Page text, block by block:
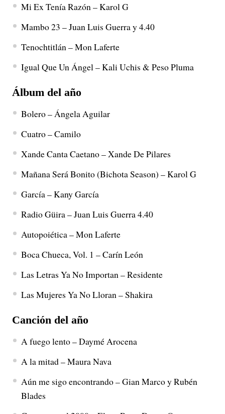
Mi Ex Tenía Razón – Karol G
Mambo 23 – Juan Luis Guerra y 4.40
Tenochtitlán – Mon Laferte
Igual Que Un Ángel – Kali Uchis & Peso Pluma
Álbum del año
Bolero – Ángela Aguilar
Cuatro – Camilo
Xande Canta Caetano – Xande De Pilares
Mañana Será Bonito (Bichota Season) – Karol G
García – Kany García
Radio Güira – Juan Luis Guerra 4.40
Autopoiética – Mon Laferte
Boca Chueca, Vol. 1 – Carín León
Las Letras Ya No Importan – Residente
Las Mujeres Ya No Lloran – Shakira
Canción del año
A fuego lento – Daymé Arocena
A la mitad – Maura Nava
Aún me sigo encontrando – Gian Marco y Rubén
Blades